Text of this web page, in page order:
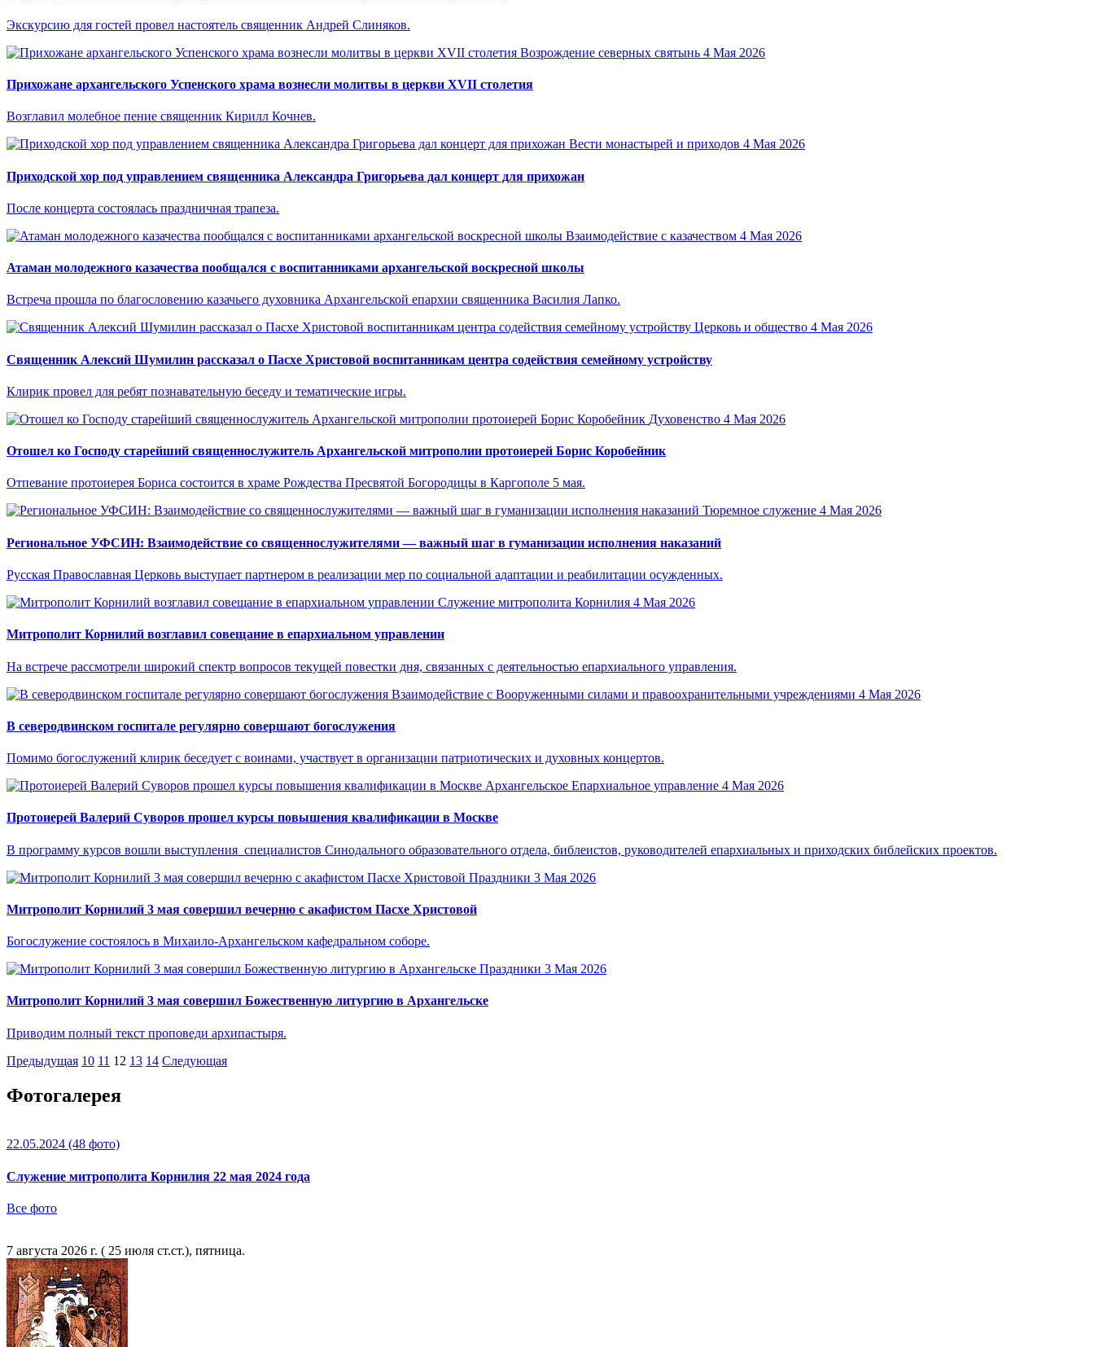
Экскурсию для гостей провел настоятель священник Андрей Слиняков.
Возрождение северных святынь 4 Мая 2026
Прихожане архангельского Успенского храма вознесли молитвы в церкви XVII столетия
Возглавил молебное пение священник Кирилл Кочнев.
Вести монастырей и приходов 4 Мая 2026
Приходской хор под управлением священника Александра Григорьева дал концерт для прихожан
После концерта состоялась праздничная трапеза.
Взаимодействие с казачеством 4 Мая 2026
Атаман молодежного казачества пообщался с воспитанниками архангельской воскресной школы
Встреча прошла по благословению казачьего духовника Архангельской епархии священника Василия Лапко.
Церковь и общество 4 Мая 2026
Священник Алексий Шумилин рассказал о Пасхе Христовой воспитанникам центра содействия семейному устройству
Клирик провел для ребят познавательную беседу и тематические игры.
Духовенство 4 Мая 2026
Отошел ко Господу старейший священнослужитель Архангельской митрополии протоиерей Борис Коробейник
Отпевание протоиерея Бориса состоится в храме Рождества Пресвятой Богородицы в Каргополе 5 мая.
Тюремное служение 4 Мая 2026
Региональное УФСИН: Взаимодействие со священнослужителями — важный шаг в гуманизации исполнения наказаний
Русская Православная Церковь выступает партнером в реализации мер по социальной адаптации и реабилитации осужденных.
Служение митрополита Корнилия 4 Мая 2026
Митрополит Корнилий возглавил совещание в епархиальном управлении
На встрече рассмотрели широкий спектр вопросов текущей повестки дня, связанных с деятельностью епархиального управления.
Взаимодействие с Вооруженными силами и правоохранительными учреждениями 4 Мая 2026
В северодвинском госпитале регулярно совершают богослужения
Помимо богослужений клирик беседует с воинами, участвует в организации патриотических и духовных концертов.
Архангельское Епархиальное управление 4 Мая 2026
Протоиерей Валерий Суворов прошел курсы повышения квалификации в Москве
В программу курсов вошли выступления специалистов Синодального образовательного отдела, библеистов, руководителей епархиальных и приходских библейских проектов.
Праздники 3 Мая 2026
Митрополит Корнилий 3 мая совершил вечерню с акафистом Пасхе Христовой
Богослужение состоялось в Михаило-Архангельском кафедральном соборе.
Праздники 3 Мая 2026
Митрополит Корнилий 3 мая совершил Божественную литургию в Архангельске
Приводим полный текст проповеди архипастыря.
Предыдущая 10 11 12 13 14 Следующая
Фотогалерея
22.05.2024 (48 фото)
Служение митрополита Корнилия 22 мая 2024 года
Все фото
7 августа 2026 г. ( 25 июля ст.ст.), пятница.